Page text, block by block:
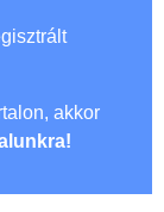
akkor